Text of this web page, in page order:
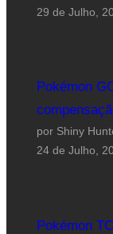
29 de Julho,
Pokémon
por Shiny
24 de Julho,
Pokémon